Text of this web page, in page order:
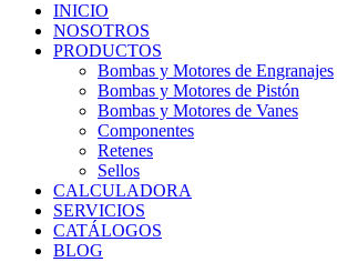
INICIO
NOSOTROS
PRODUCTOS
Bombas y Motores de Engranajes
Bombas y Motores de Pistón
Bombas y Motores de Vanes
Componentes
Retenes
Sellos
CALCULADORA
SERVICIOS
CATÁLOGOS
BLOG